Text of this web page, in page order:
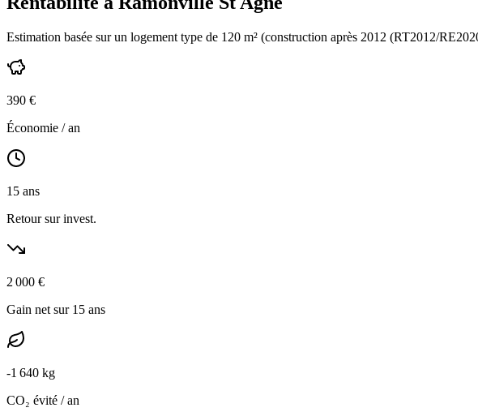
Estimation basée sur un logement type de 120 m² (construction après 2012 (RT2012/
390 €
Économie / an
15 ans
Retour sur invest.
2 000 €
Gain net sur 15 ans
-1 640 kg
CO₂ évité / an